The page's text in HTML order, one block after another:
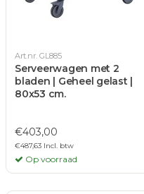
Art.nr. GL885
Serveerwagen met 2
bladen | Geheel gelast |
80x53 cm.
€403,00
€487,63 Incl. btw
Op voorraad